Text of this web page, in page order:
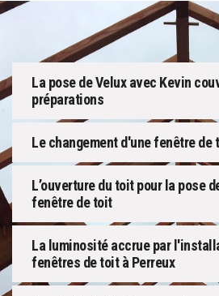
La pose de Velux avec Kevin
préparations
Le changement d'une fenêtre de
L’ouverture du toit pour la pose
fenêtre de toit
La luminosité accrue par
fenêtres de toit à Perreux